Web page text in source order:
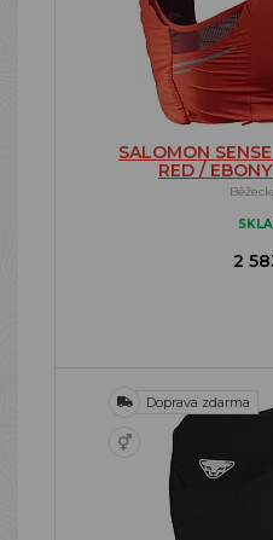
SALOMON
RED /
2
Doprava zdarma